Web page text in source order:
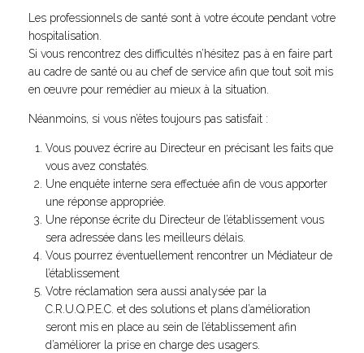
Les professionnels de santé sont à votre écoute pendant votre
hospitalisation.
Si vous rencontrez des difficultés n’hésitez pas à en faire part
au cadre de santé ou au chef de service afin que tout soit mis
en œuvre pour remédier au mieux à la situation.
Néanmoins, si vous n’êtes toujours pas satisfait :
Vous pouvez écrire au Directeur en précisant les faits que
vous avez constatés.
Une enquête interne sera effectuée afin de vous apporter
une réponse appropriée.
Une réponse écrite du Directeur de l’établissement vous
sera adressée dans les meilleurs délais.
Vous pourrez éventuellement rencontrer un Médiateur de
l’établissement
Votre réclamation sera aussi analysée par la
C.R.U.Q.P.E.C. et des solutions et plans d’amélioration
seront mis en place au sein de l’établissement afin
d’améliorer la prise en charge des usagers.